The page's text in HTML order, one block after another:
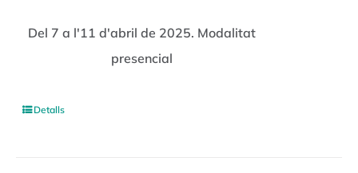
Del 7 a l'11 d'abril de 2025. Modalitat
presencial
Detalls